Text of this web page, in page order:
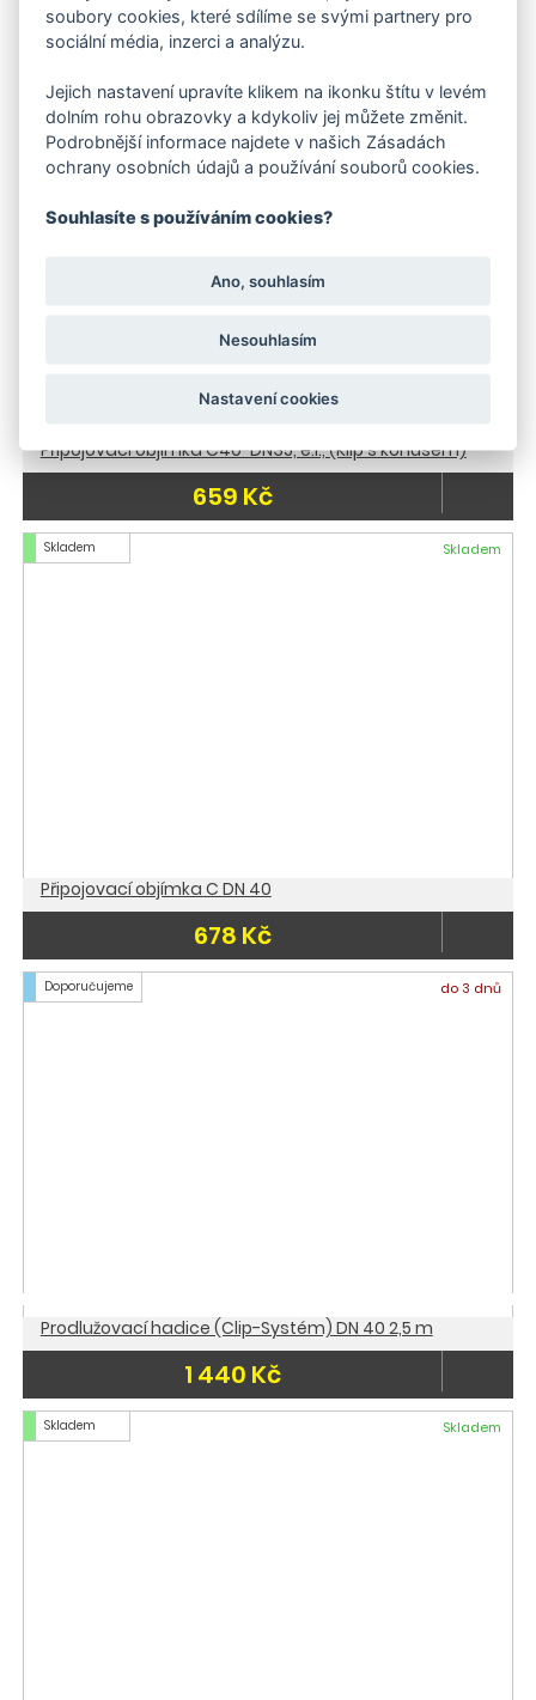
Kärcher Pojezdová hubice
16 287 Kč
do 3 dnů
Připojovací objímka C40-DN35, e.l., (Klip s kónusem)
659 Kč
Skladem Skladem
Připojovací objímka C DN 40
678 Kč
Doporučujeme do 3 dnů
Prodlužovací hadice (Clip-Systém) DN 40 2,5 m
1 440 Kč
Skladem Skladem
soubory cookies, které sdílíme se svými partnery pro
sociální média, inzerci a analýzu.
Jejich nastavení upravíte klikem na ikonku štítu v levém
dolním rohu obrazovky a kdykoliv jej můžete změnit.
Podrobnější informace najdete v našich Zásadách
ochrany osobních údajů a používání souborů cookies.
Souhlasíte s používáním cookies?
Ano, souhlasím
Nesouhlasím
Nastavení cookies